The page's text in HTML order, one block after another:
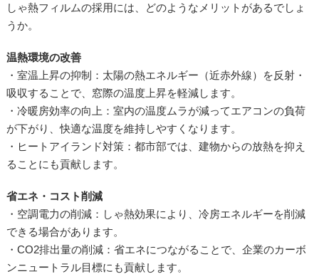
しゃ熱フィルムの採用には、どのようなメリットがあるでしょ
うか。
温熱環境の改善
・室温上昇の抑制：太陽の熱エネルギー（近赤外線）を反射・
吸収することで、窓際の温度上昇を軽減します。
・冷暖房効率の向上：室内の温度ムラが減ってエアコンの負荷
が下がり、快適な温度を維持しやすくなります。
・ヒートアイランド対策：都市部では、建物からの放熱を抑え
ることにも貢献します。
省エネ・コスト削減
・空調電力の削減：しゃ熱効果により、冷房エネルギーを削減
できる場合があります。
・CO2排出量の削減：省エネにつながることで、企業のカーボ
ンニュートラル目標にも貢献します。